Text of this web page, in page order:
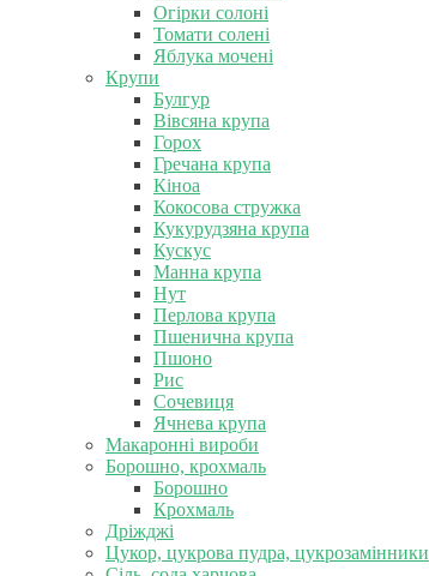
Огірки солоні
Томати солені
Яблука мочені
Крупи
Булгур
Вівсяна крупа
Горох
Гречана крупа
Кіноа
Кокосова стружка
Кукурудзяна крупа
Кускус
Манна крупа
Нут
Перлова крупа
Пшенична крупа
Пшоно
Рис
Сочевиця
Ячнева крупа
Макаронні вироби
Борошно, крохмаль
Борошно
Крохмаль
Дріжджі
Цукор, цукрова пудра, цукрозамінники